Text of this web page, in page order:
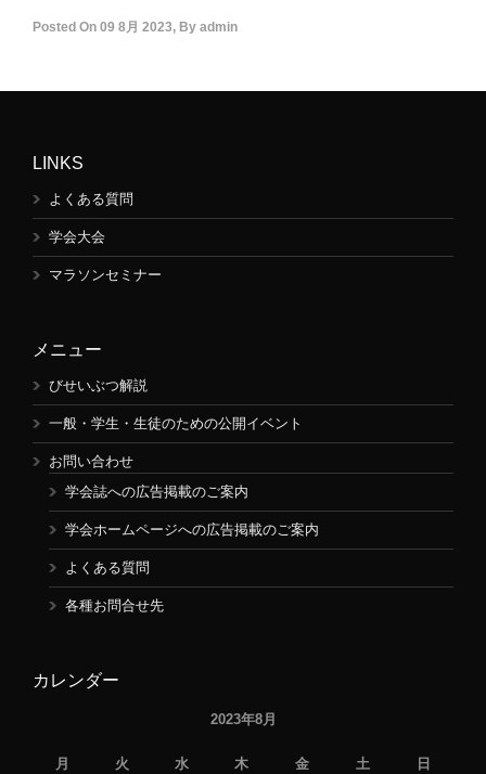
Posted On 09 8月 2023, By admin
LINKS
よくある質問
学会大会
マラソンセミナー
メニュー
びせいぶつ解説
一般・学生・生徒のための公開イベント
お問い合わせ
学会誌への広告掲載のご案内
学会ホームページへの広告掲載のご案内
よくある質問
各種お問合せ先
カレンダー
2023年8月
月 火 水 木 金 土
日